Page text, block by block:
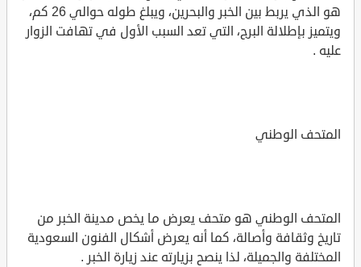
هو الذي يربط بين الخبر والبحرين، ويبلغ طوله حوالي 26 كم،
ويتميز بإطلالة البرج، التي تعد السبب الأول في تهافت الزوار
عليه .
المتحف الوطني
المتحف الوطني هو متحف يعرض ما يخص مدينة الخبر من
تاريخ وثقافة وأصالة، كما أنه يعرض أشكال الفنون السعودية
المختلفة والجميلة، لذا ينصح بزيارته عند زيارة الخبر .